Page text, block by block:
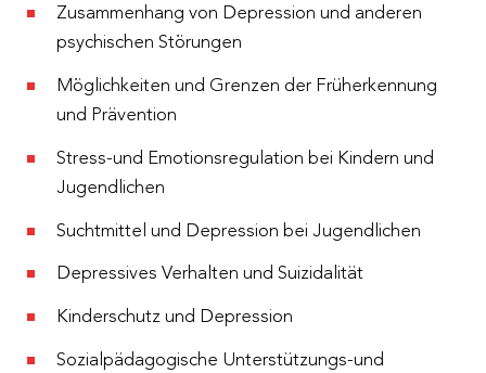
Zusammenhang von Depression und anderen
psychischen Störungen
Möglichkeiten und Grenzen der Früherkennung
und Prävention
Stress-und Emotionsregulation bei Kindern und
Jugendlichen
Suchtmittel und Depression bei Jugendlichen
Depressives Verhalten und Suizidalität
Kinderschutz und Depression
Sozialpädagogische Unterstützungs-und